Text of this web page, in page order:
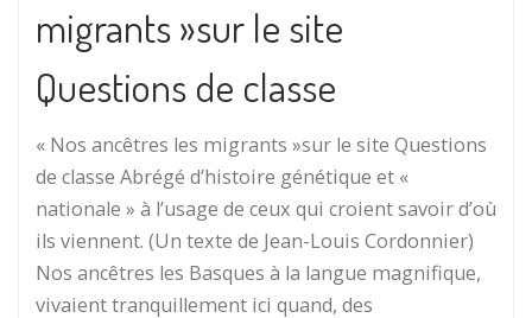
migrants »sur le site
Questions de classe
« Nos ancêtres les migrants »sur le site Questions
de classe Abrégé d’histoire génétique et «
nationale » à l’usage de ceux qui croient savoir d’où
ils viennent. (Un texte de Jean-Louis Cordonnier)
Nos ancêtres les Basques à la langue magnifique,
vivaient tranquillement ici quand, des